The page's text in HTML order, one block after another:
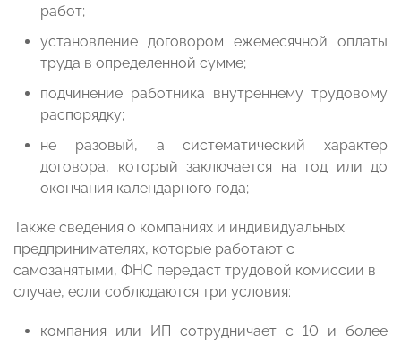
работ;
установление договором ежемесячной оплаты
труда в определенной сумме;
подчинение работника внутреннему трудовому
распорядку;
не разовый, а систематический характер
договора, который заключается на год или до
окончания календарного года;
Также сведения о компаниях и индивидуальных
предпринимателях, которые работают с
самозанятыми, ФНС передаст трудовой комиссии в
случае, если соблюдаются три условия:
компания или ИП сотрудничает с 10 и более